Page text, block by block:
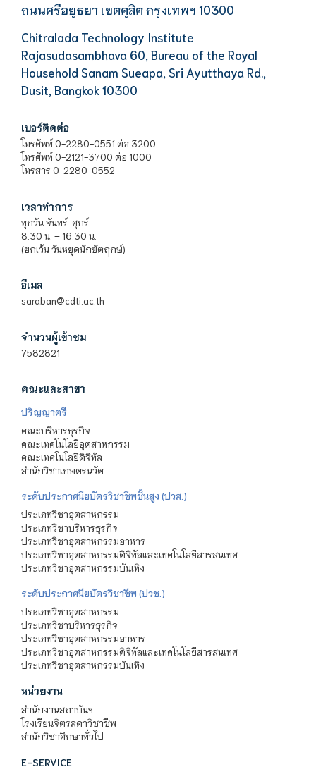
ถนนศรีอยุธยา เขตดุสิต กรุงเทพฯ 10300
Chitralada Technology Institute
Rajasudasambhava 60, Bureau of the Royal
Household Sanam Sueapa, Sri Ayutthaya Rd.,
Dusit, Bangkok 10300
เบอร์ติดต่อ
โทรศัพท์ 0-2280-0551 ต่อ 3200
โทรศัพท์ 0-2121-3700 ต่อ 1000
โทรสาร 0-2280-0552
เวลาทำการ
ทุกวัน จันทร์-ศุกร์
8.30 น. – 16.30 น.
(ยกเว้น วันหยุดนักขัตฤกษ์)
อีเมล
saraban@cdti.ac.th
จำนวนผู้เข้าชม
7582821
คณะและสาขา
ปริญญาตรี
คณะบริหารธุรกิจ
คณะเทคโนโลยีอุตสาหกรรม
คณะเทคโนโลยีดิจิทัล
สำนักวิชาเกษตรนวัต
ระดับประกาศนียบัตรวิชาชีพชั้นสูง (ปวส.)
ประเภทวิชาอุตสาหกรรม
ประเภทวิชาบริหารธุรกิจ
ประเภทวิชาอุตสาหกรรมอาหาร
ประเภทวิชาอุตสาหกรรมดิจิทัลและเทคโนโลยีสารสนเทศ
ประเภทวิชาอุตสาหกรรมบันเทิง
ระดับประกาศนียบัตรวิชาชีพ (ปวช.)
ประเภทวิชาอุตสาหกรรม
ประเภทวิชาบริหารธุรกิจ
ประเภทวิชาอุตสาหกรรมอาหาร
ประเภทวิชาอุตสาหกรรมดิจิทัลและเทคโนโลยีสารสนเทศ
ประเภทวิชาอุตสาหกรรมบันเทิง
หน่วยงาน
สำนักงานสถาบันฯ
โรงเรียนจิตรลดาวิชาชีพ
สำนักวิชาศึกษาทั่วไป
E-SERVICE